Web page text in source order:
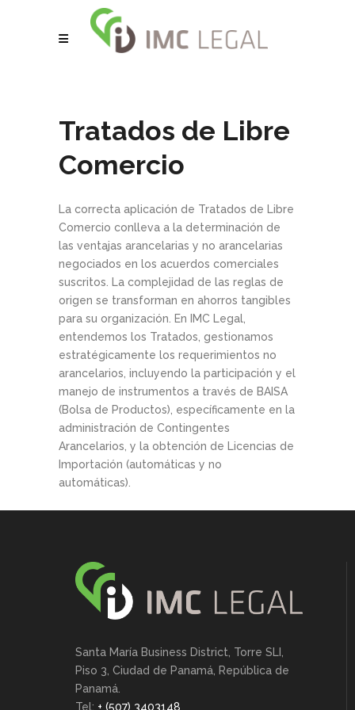
Tratados de Libre
Comercio
La correcta aplicación de Tratados de Libre
Comercio conlleva a la determinación de
las ventajas arancelarias y no arancelarias
negociados en los acuerdos comerciales
suscritos. La complejidad de las reglas de
origen se transforman en ahorros tangibles
para su organización. En IMC Legal,
entendemos los Tratados, gestionamos
estratégicamente los requerimientos no
arancelarios, incluyendo la participación y el
manejo de instrumentos a través de BAISA
(Bolsa de Productos), específicamente en la
administración de Contingentes
Arancelarios, y la obtención de Licencias de
Importación (automáticas y no
automáticas).
Santa María Business District, Torre SLI,
Piso 3, Ciudad de Panamá, República de
Panamá.
Tel: + (507) 3403148